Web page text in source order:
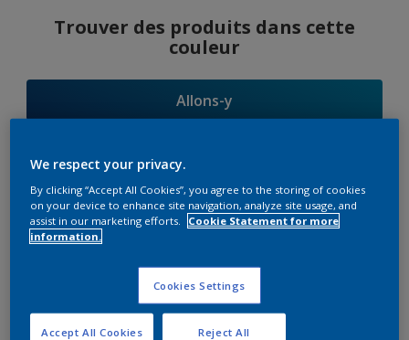
Trouver des produits dans cette
couleur
Allons-y
Suggestions
d'Harmonies
Le Blanc Parfait
We respect your privacy.
By clicking “Accept All Cookies”, you agree to the storing of cookies
on your device to enhance site navigation, analyze site usage, and
assist in our marketing efforts.
Cookie Statement for more
information.
Cookies Settings
Reject All
Accept All Cookies